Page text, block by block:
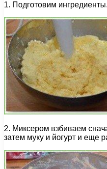
1. Подготовим ингредиенты.
2. Миксером взбиваем
затем муку и йогурт и еще